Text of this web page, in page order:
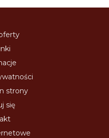
strony
się